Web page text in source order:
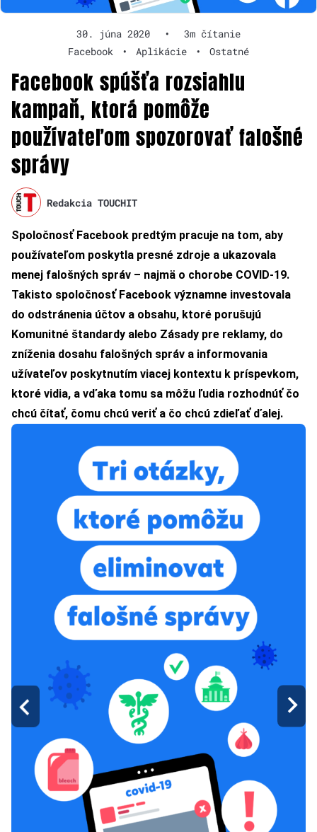
30. júna 2020 •
3m čítanie
Facebook
• Aplikácie • Ostatné
Facebook spúšťa rozsiahlu
kampaň, ktorá pomôže
používateľom spozorovať falošné
správy
Redakcia TOUCHIT
Spoločnosť Facebook predtým pracuje na tom, aby
používateľom poskytla presné zdroje a ukazovala
menej falošných správ – najmä o chorobe COVID-19.
Takisto spoločnosť Facebook významne investovala
do odstránenia účtov a obsahu, ktoré porušujú
Komunitné štandardy alebo Zásady pre reklamy, do
zníženia dosahu falošných správ a informovania
užívateľov poskytnutím viacej kontextu k príspevkom,
ktoré vidia, a vďaka tomu sa môžu ľudia rozhodnúť čo
chcú čítať, čomu chcú veriť a čo chcú zdieľať ďalej.